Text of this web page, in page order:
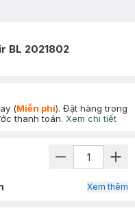
BL 2021802
(Miễn phí). Đặt hàng trong
thanh toán. Xem chi tiết
Xem thêm